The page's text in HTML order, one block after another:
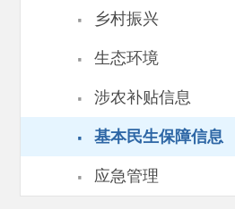
· 乡村振兴
· 生态环境
· 涉农补贴信息
· 基本民生保障信息
· 应急管理